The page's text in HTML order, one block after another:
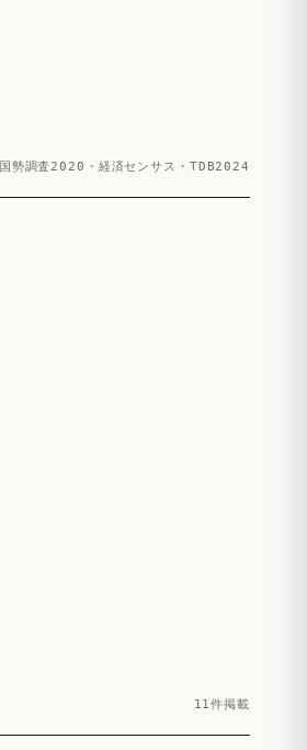
国勢調査2020・経済センサス・TDB2024
11件掲載